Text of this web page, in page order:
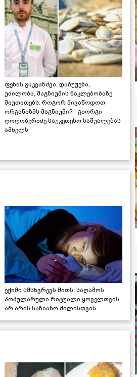
ფეხის გაკვანძვა, დაბუჟება,
უძილობა, მაგნიუმის ნაკლებობაზე
მიუთითებს. როგორ მივაწოდოთ
ორგანიზმს მაგნიუმი? - გიორგი
ღოღობერიძე საუკეთესო საშუალებას
ამხელს
ექიმი ამსხვრევს მითს: საღამოს
პოპულარული რიტუალი ყოველთვის
არ არის საზიანო ძილისთვის